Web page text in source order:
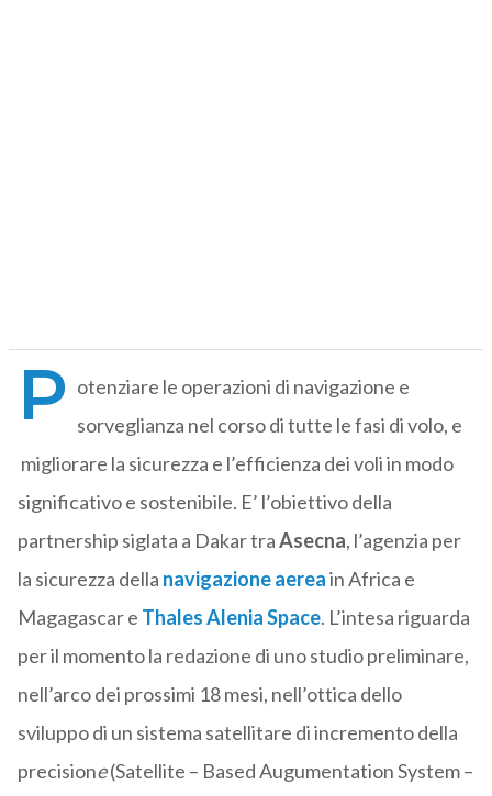
P otenziare le operazioni di navigazione e
sorveglianza nel corso di tutte le fasi di volo, e
migliorare la sicurezza e l’efficienza dei voli in modo
significativo e sostenibile. E’ l’obiettivo della
partnership siglata a Dakar traAsecna, l’agenzia per
la sicurezza della navigazione aereain Africa e
Magagascar e Thales Alenia Space. L’intesa riguarda
per il momento la redazione di uno studio preliminare,
nell’arco dei prossimi 18 mesi, nell’ottica dello
sviluppo di un sistema satellitare di incremento della
precisione(Satellite – Based Augumentation System –